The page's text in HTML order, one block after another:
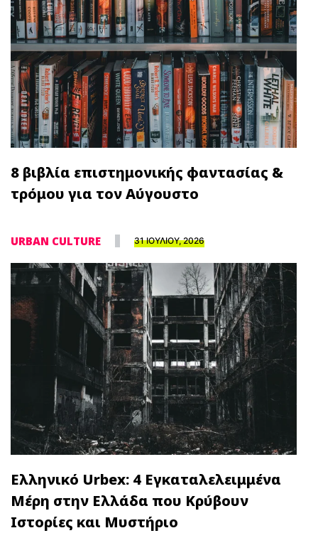
8 βιβλία επιστημονικής φαντασίας &
τρόμου για τον Αύγουστο
URBAN CULTURE 31 ΙΟΥΛΙΟΥ, 2026
Ελληνικό Urbex: 4 Εγκαταλελειμμένα
Μέρη στην Ελλάδα που Κρύβουν
Ιστορίες και Μυστήριο